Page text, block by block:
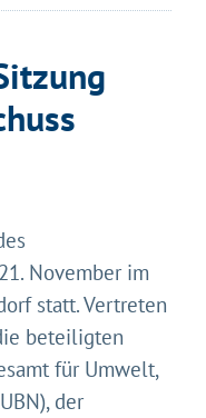
November im
statt. Vertreten
beteiligten
für Umwelt,
der